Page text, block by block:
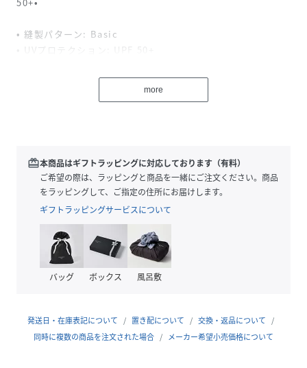
• 縫製パターン: Basic
• UVプロテクション: UPF 50+
• 軽くて非常に速い乾き
• 取り外しができる、アジャスタブル・コード
• Fair Wear
• bluesign（R） PRODUCT
原産国 中国
more
redeem本商品はギフトラッピングに対応しております（有料）
ご希望の際は、ラッピングと商品を一緒にご注文ください。商品
をラッピングして、ご指定の住所にお届けします。
ギフトラッピングサービスについて
バッグ ボックス 風呂敷
発送日・在庫表記について 置き配について
交換・返品について
同時に複数の商品を注文された場合
メーカー希望小売価格について